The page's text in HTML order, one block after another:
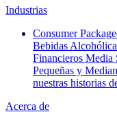
Industrias
Consumer
Bebidas
Financieros Media
Pequeñas y
nuestras historias
Acerca de